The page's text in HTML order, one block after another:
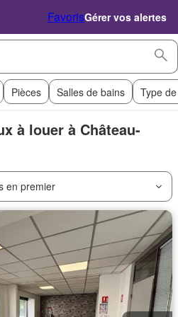
FavorisGérer vos alertes
Pièces Salles de bains Type
à louer à Château-
en premier